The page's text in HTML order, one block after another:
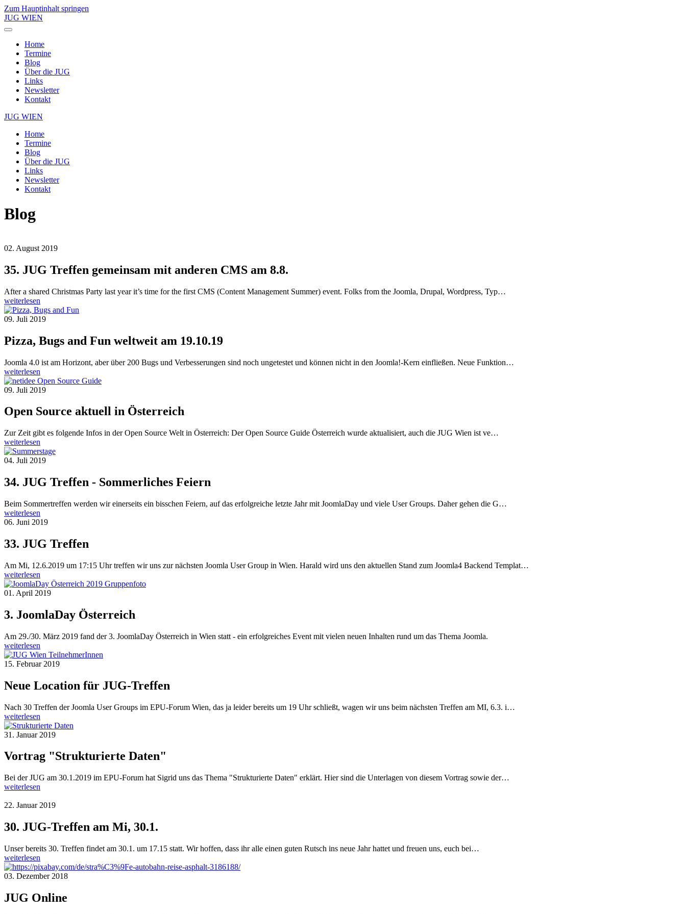
Zum Hauptinhalt springen
JUG WIEN
Home
Termine
Blog
Über die JUG
Links
Newsletter
Kontakt
JUG WIEN
Home
Termine
Blog
Über die JUG
Links
Newsletter
Kontakt
Blog
02. August 2019
35. JUG Treffen gemeinsam mit anderen CMS am 8.8.
After a shared Christmas Party last year it’s time for the first CMS (Content Management Summer) event. Folks from the Joomla, Drupal, Wordpress, Typ…
weiterlesen
09. Juli 2019
Pizza, Bugs and Fun weltweit am 19.10.19
Joomla 4.0 ist am Horizont, aber über 200 Bugs und Verbesserungen sind noch ungetestet und können nicht in den Joomla!-Kern einfließen. Neue Funktion…
weiterlesen
09. Juli 2019
Open Source aktuell in Österreich
Zur Zeit gibt es folgende Infos in der Open Source Welt in Österreich: Der Open Source Guide Österreich wurde aktualisiert, auch die JUG Wien ist ve…
weiterlesen
04. Juli 2019
34. JUG Treffen - Sommerliches Feiern
Beim Sommertreffen werden wir einerseits ein bisschen Feiern, auf das erfolgreiche letzte Jahr mit JoomlaDay und viele User Groups. Daher gehen die G…
weiterlesen
06. Juni 2019
33. JUG Treffen
Am Mi, 12.6.2019 um 17:15 Uhr treffen wir uns zur nächsten Joomla User Group in Wien. Harald wird uns den aktuellen Stand zum Joomla4 Backend Templat…
weiterlesen
01. April 2019
3. JoomlaDay Österreich
Am 29./30. März 2019 fand der 3. JoomlaDay Österreich in Wien statt - ein erfolgreiches Event mit vielen neuen Inhalten rund um das Thema Joomla.
weiterlesen
15. Februar 2019
Neue Location für JUG-Treffen
Nach 30 Treffen der Joomla User Groups im EPU-Forum Wien, das ja leider bereits um 19 Uhr schließt, wagen wir uns beim nächsten Treffen am MI, 6.3. i…
weiterlesen
31. Januar 2019
Vortrag "Strukturierte Daten"
Bei der JUG am 30.1.2019 im EPU-Forum hat Sigrid uns das Thema "Strukturierte Daten" erklärt. Hier sind die Unterlagen von diesem Vortrag sowie der…
weiterlesen
22. Januar 2019
30. JUG-Treffen am Mi, 30.1.
Unser bereits 30. Treffen findet am 30.1. um 17.15 statt. Wir hoffen, dass ihr alle einen guten Rutsch ins neue Jahr hattet und freuen uns, euch bei…
weiterlesen
03. Dezember 2018
JUG Online